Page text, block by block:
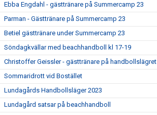
Ebba Engdahl - gästtränare på Summercamp 23
Parman - Gästtränare på Summercamp 23
Betiel gästtränare under Summercamp 23
Söndagkvällar med beachhandboll kl 17-19
Christoffer Geissler - gästtränare på handbollslägret
Sommaridrott vid Bostället
Lundagårds Handbollsläger 2023
Lundagård satsar på beachhandboll